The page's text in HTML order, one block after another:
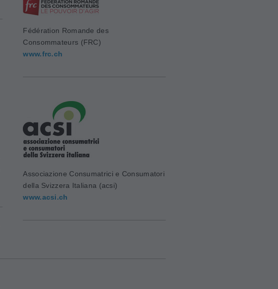
Fédération Romande des
Consommateurs (FRC)
www.frc.ch
Associazione Consumatrici e Consumatori
della Svizzera Italiana (acsi)
www.acsi.ch